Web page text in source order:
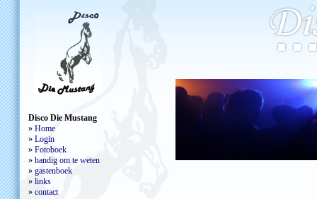
Disco Die Mustang
» Home
» Login
» Fotoboek
» handig om te weten
» gastenboek
» links
» contact